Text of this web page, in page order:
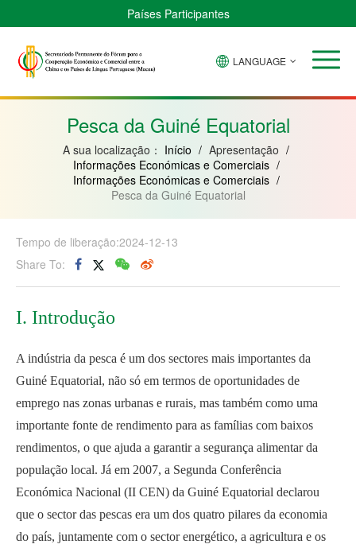
Países Participantes
Verde
Bissau
Guiné
Moçambique
LANGUAGE
Pesca da Guiné Equatorial
A sua localização： Início / Apresentação /
Informações Económicas e Comerciais /
Informações Económicas e Comerciais /
Pesca da Guiné Equatorial
Tempo de liberação:2024-12-13
Share To:
I. Introdução
A indústria da pesca é um dos sectores mais importantes da
Guiné Equatorial, não só em termos de oportunidades de
emprego nas zonas urbanas e rurais, mas também como uma
importante fonte de rendimento para as famílias com baixos
rendimentos, o que ajuda a garantir a segurança alimentar da
população local. Já em 2007, a Segunda Conferência
Económica Nacional (II CEN) da Guiné Equatorial declarou
que o sector das pescas era um dos quatro pilares da economia
do país, juntamente com o sector energético, a agricultura e os